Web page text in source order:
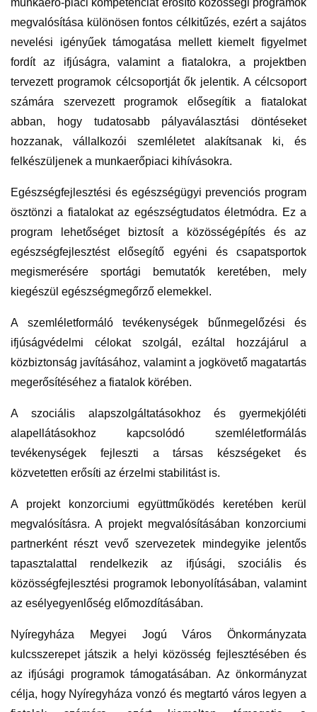
munkaerő-piaci kompetenciát erősítő közösségi programok
megvalósítása különösen fontos célkitűzés, ezért a sajátos
nevelési igényűek támogatása mellett kiemelt figyelmet
fordít az ifjúságra, valamint a fiatalokra, a projektben
tervezett programok célcsoportját ők jelentik. A célcsoport
számára szervezett programok elősegítik a fiatalokat
abban, hogy tudatosabb pályaválasztási döntéseket
hozzanak, vállalkozói szemléletet alakítsanak ki, és
felkészüljenek a munkaerőpiaci kihívásokra.
Egészségfejlesztési és egészségügyi prevenciós program
ösztönzi a fiatalokat az egészségtudatos életmódra. Ez a
program lehetőséget biztosít a közösségépítés és az
egészségfejlesztést elősegítő egyéni és csapatsportok
megismerésére sportági bemutatók keretében, mely
kiegészül egészségmegőrző elemekkel.
A szemléletformáló tevékenységek bűnmegelőzési és
ifjúságvédelmi célokat szolgál, ezáltal hozzájárul a
közbiztonság javításához, valamint a jogkövető magatartás
megerősítéséhez a fiatalok körében.
A szociális alapszolgáltatásokhoz és gyermekjóléti
alapellátásokhoz kapcsolódó szemléletformálás
tevékenységek fejleszti a társas készségeket és
közvetetten erősíti az érzelmi stabilitást is.
A projekt konzorciumi együttműködés keretében kerül
megvalósításra. A projekt megvalósításában konzorciumi
partnerként részt vevő szervezetek mindegyike jelentős
tapasztalattal rendelkezik az ifjúsági, szociális és
közösségfejlesztési programok lebonyolításában, valamint
az esélyegyenlőség előmozdításában.
Nyíregyháza Megyei Jogú Város Önkormányzata
kulcsszerepet játszik a helyi közösség fejlesztésében és
az ifjúsági programok támogatásában. Az önkormányzat
célja, hogy Nyíregyháza vonzó és megtartó város legyen a